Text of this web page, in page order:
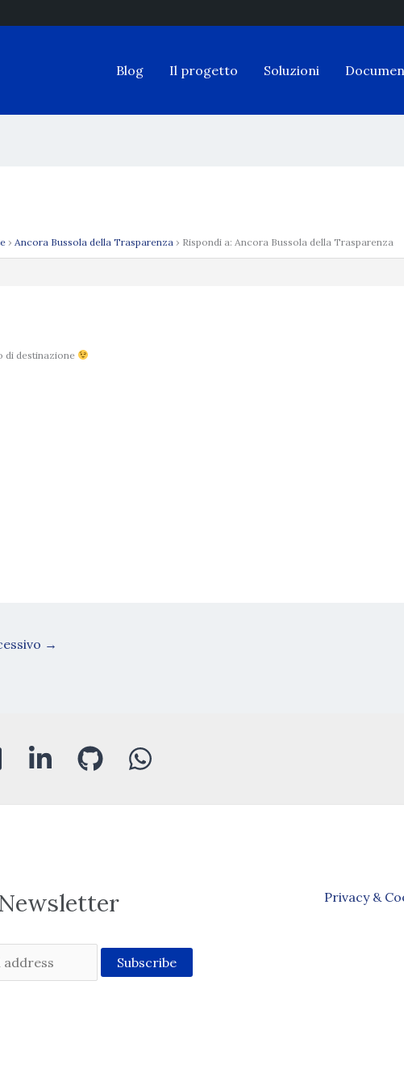
Blog Il progetto Soluzioni
› Ancora Bussola della Trasparenza › Rispondi a: Ancora Bussola della Trasparenza
di destinazione
→
Newsletter Privacy &